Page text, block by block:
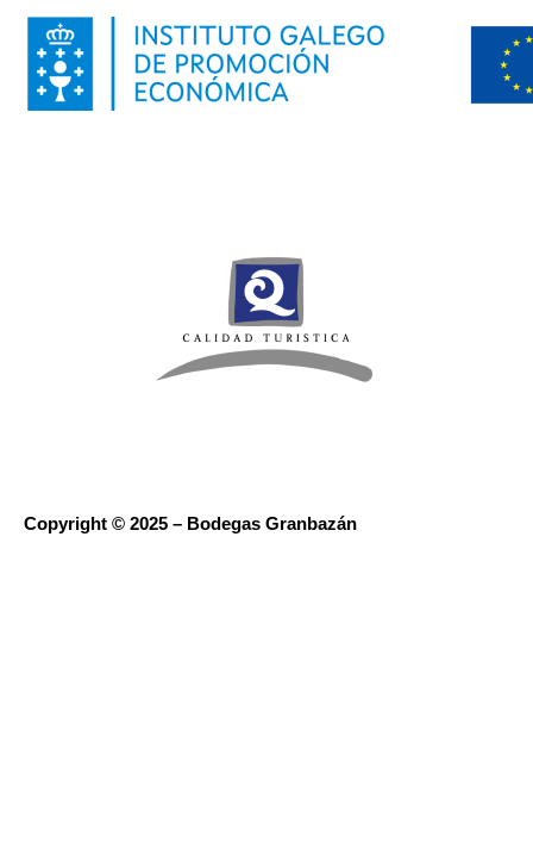
Copyright © 2025 – Bodegas Granbazán